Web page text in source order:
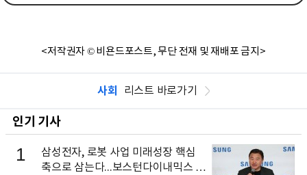
<저작권자 © 비욘드포스트, 무단 전재 및 재배포 금지>
사회 리스트 바로가기
인기 기사
1
삼성전자, 로봇 사업 미래성장 핵심
축으로 삼는다...보스턴다이내믹스 출